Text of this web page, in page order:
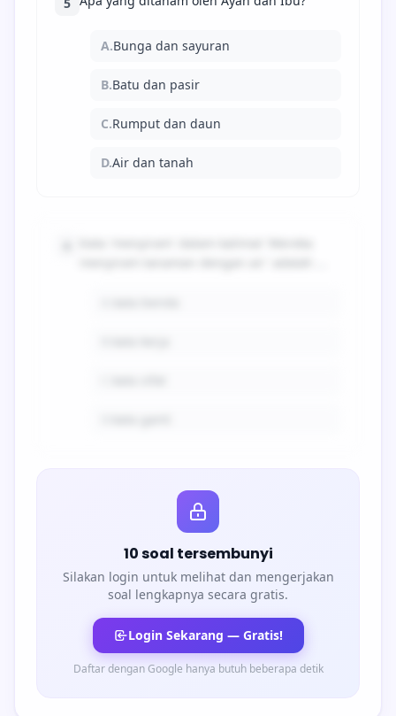
A.Bunga dan sayuran
B.Batu dan pasir
C.Rumput dan daun
D.Air dan tanah
10 soal tersembunyi
Silakan login untuk melihat dan mengerjakan
soal lengkapnya secara gratis.
Login Sekarang — Gratis!
Daftar dengan Google hanya butuh beberapa detik